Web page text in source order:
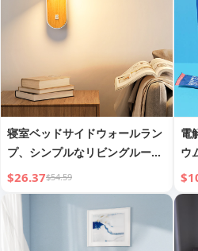
寝室ベッドサイドウォールラン
プ、シンプルなリビングルーム
背景壁廊下ライト
$26.37$54.59
電
ウ